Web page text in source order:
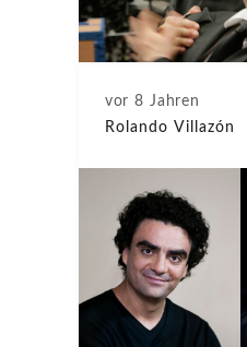
vor 8 Jahren
Rolando Villazón